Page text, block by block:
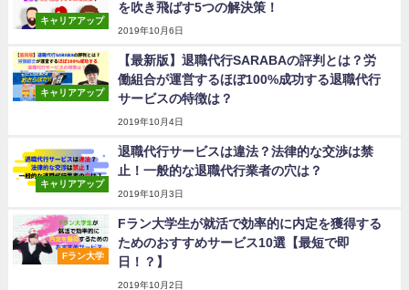
キャリアアップ
を吹き飛ばす5つの解決策！
2019年10月6日
キャリアアップ
【最新版】退職代行SARABAの評判とは？労
働組合が運営するほぼ100%成功する退職代行
サービスの特徴は？
2019年10月4日
キャリアアップ
退職代行サービスは違法？法律的な交渉は禁
止！一般的な退職代行業者の穴は？
2019年10月3日
Fラン大学
Fラン大学生が就活で効率的に内定を獲得する
ためのおすすめサービス10選【最短で即
日！？】
2019年10月2日